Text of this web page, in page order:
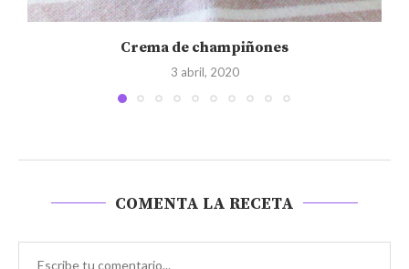
Crema de champiñones
3 abril, 2020
COMENTA LA RECETA